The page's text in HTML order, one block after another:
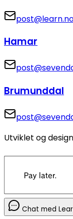
Hamar
Brumunddal
Utviklet og
Chat med